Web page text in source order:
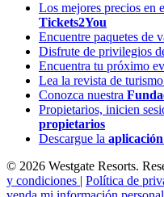
Los mejores precios en
Tickets2You
Encuentre paquetes de
Disfrute de privilegios
Encuentra tu próximo
Lea la revista de
Conozca nuestra
Propietarios, inicien
propietarios
Descargue la
© 2026 Westgate Resorts.
y condiciones | Política de